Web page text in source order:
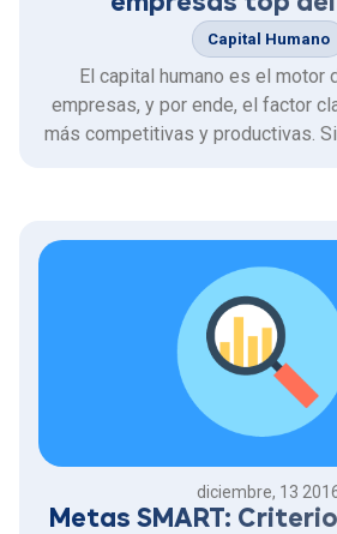
Capital Humano
El capital humano es el motor
empresas, y por ende, el factor
más competitivas y productivas.
diciembre, 13
Metas SMART: